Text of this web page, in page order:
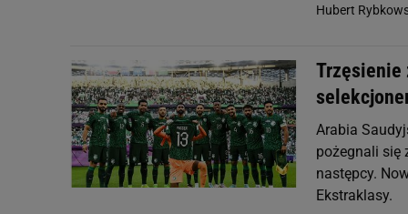
Hubert
Trzęsienie
Arabia
pożegnali się
następcy.
Ekstraklasy.